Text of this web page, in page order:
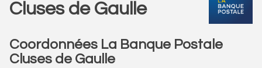
Cluses de Gaulle
Coordonnées La Banque Postale
Cluses de Gaulle